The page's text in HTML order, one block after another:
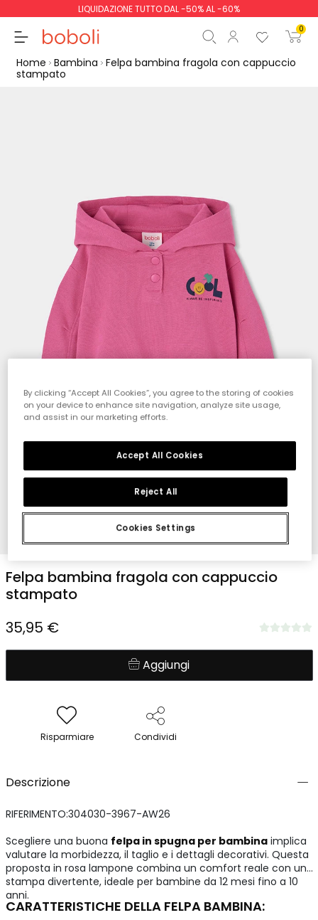
LIQUIDAZIONE TUTTO DAL -50% AL -60%
0
Continua Inizio ordine
Home Bambina Felpa bambina fragola con cappuccio
stampato
4
Felpa bambina fragola con cappuccio
stampato
35,95 €
Aggiungi
Risparmiare Condividi
Descrizione
RIFERIMENTO:304030-3967-AW26
Scegliere una buona felpa in spugna per bambinaimplica
valutare la morbidezza, il taglio e i dettagli decorativi. Questa
proposta in rosa lampone combina un comfort reale con una
stampa divertente, ideale per bambine da 12 mesi fino a 10
anni.
CARATTERISTICHE DELLA FELPA BAMBINA:
By clicking “Accept All Cookies”, you agree to the storing of cookies
on your device to enhance site navigation, analyze site usage,
and assist in our marketing efforts.
Cookies Settings
Reject All
Accept All Cookies